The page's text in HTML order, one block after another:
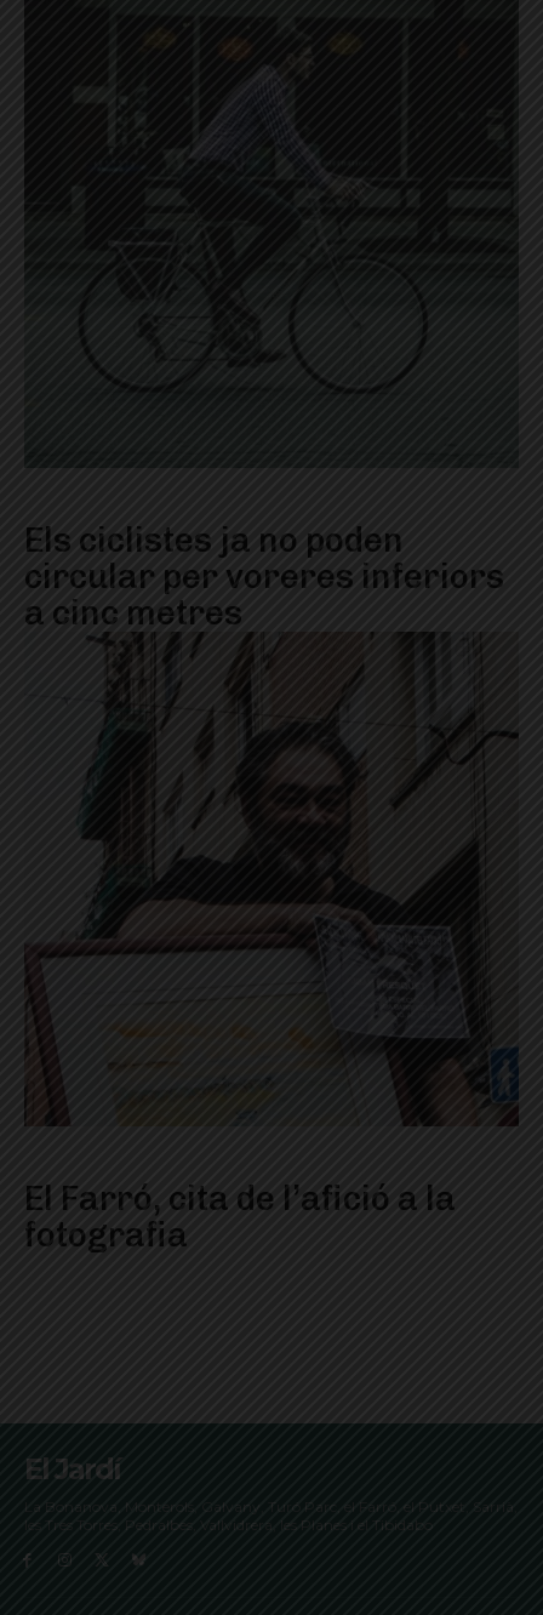
Els ciclistes ja no poden
circular per voreres inferiors
a cinc metres
El Farró, cita de l’afició a la
fotografia
El Jardí
La Bonanova, Monterols, Galvany, Turó Parc, el Farró, el Putxet, Sarrià,
les Tres Torres, Pedralbes, Vallvidrera, les Planes i el Tibidabo